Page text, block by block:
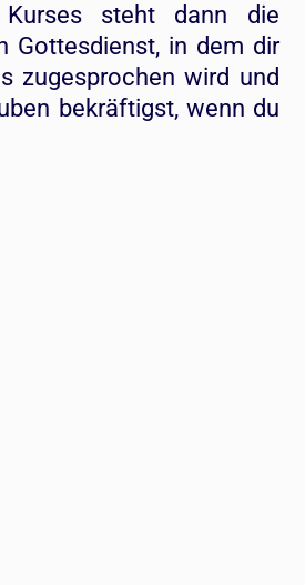
steht dann die
Gottesdienst, in dem dir
zugesprochen wird und
bekräftigst, wenn du